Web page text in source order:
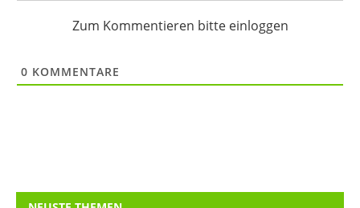
Zum Kommentieren bitte einloggen
0 KOMMENTARE